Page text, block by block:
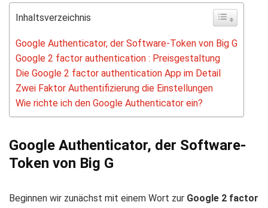
Inhaltsverzeichnis
Google Authenticator, der Software-Token von Big G
Google 2 factor authentication : Preisgestaltung
Die Google 2 factor authentication App im Detail
Zwei Faktor Authentifizierung die Einstellungen
Wie richte ich den Google Authenticator ein?
Google Authenticator, der Software-
Token von Big G
Beginnen wir zunächst mit einem Wort zur Google 2 factor